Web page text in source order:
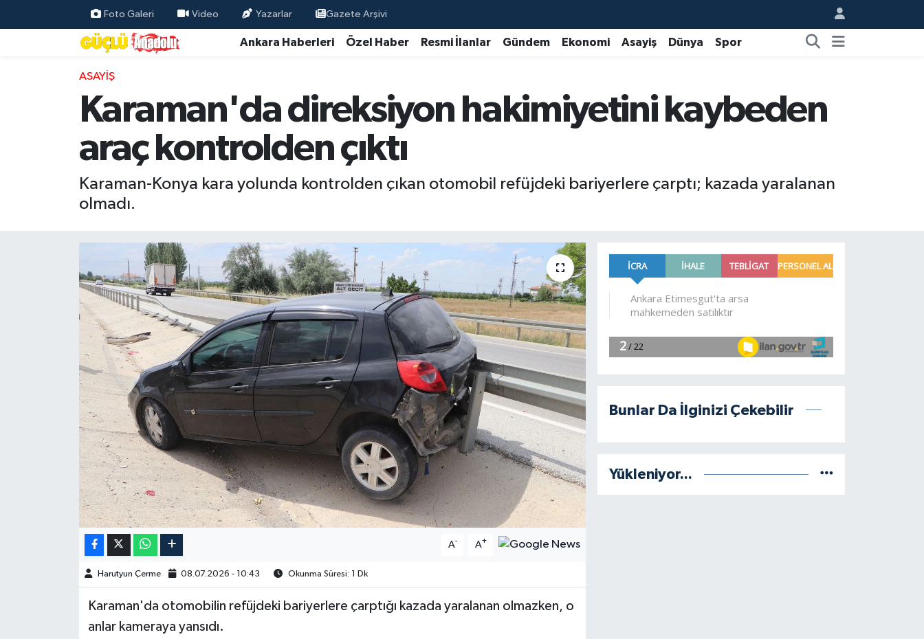
Foto Galeri Video Yazarlar Gazete Arşivi
Ankara Haberleri Özel Haber Resmi İlanlar Gündem Ekonomi Asayiş Dünya Spor
ASAYIŞ
Karaman'da direksiyon hakimiyetini kaybeden
araç kontrolden çıktı
Karaman-Konya kara yolunda kontrolden çıkan otomobil refüjdeki bariyerlere çarptı; kazada yaralanan
olmadı.
A- A+
Harutyun Çerme 08.07.2026 - 10:43 Okunma Süresi: 1 Dk
Karaman'da otomobilin refüjdeki bariyerlere çarptığı kazada yaralanan olmazken, o
anlar kameraya yansıdı.
Bunlar Da İlginizi Çekebilir
Yükleniyor...
Özel Haber
Resmi İlanlar
Ekonomi
Gündem
Magazin
Burç Yorumları
Hava Durumu
Kim kimdir?
Kültür Sanat